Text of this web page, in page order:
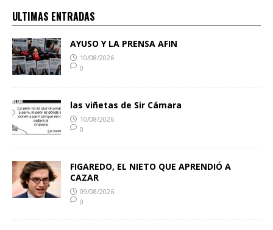
ULTIMAS ENTRADAS
AYUSO Y LA PRENSA AFIN
10/08/2026
0
las viñetas de Sir Cámara
10/08/2026
0
FIGAREDO, EL NIETO QUE APRENDIÓ A
CAZAR
09/08/2026
0